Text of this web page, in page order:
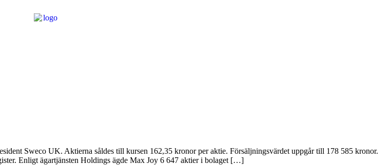
Sweco UK. Aktierna såldes till kursen 162,35 kronor per aktie. Försäljningsvärdet uppgår till 178 585 kronor.
Enligt ägartjänsten Holdings ägde Max Joy 6 647 aktier i bolaget […]